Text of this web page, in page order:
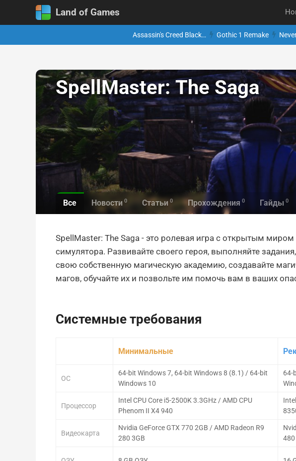
Land of Games
Assassin's Creed Black… Gothic 1 Remake
SpellMaster: The Saga
Все Новости 0 Статьи 0 Прохождения 0 Гайды 0
SpellMaster: The Saga - это ролевая игра с открытым
симулятора. Развивайте своего героя, выполняйте
свою собственную магическую академию, создавайте
магов, обучайте их и позвольте им помочь вам в ваших
Системные требования
ОС
Процессор
Видеокарта
Минимальные
64-bit Windows 7, 64-bit Windows 8 (8.1) / 64-bit
Windows 10
Intel CPU Core i5-2500K 3.3GHz / AMD CPU
Phenom II X4 940
Nvidia GeForce GTX 770 2GB / AMD Radeon R9
280 3GB
64-
480